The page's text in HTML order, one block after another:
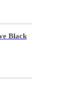
Black